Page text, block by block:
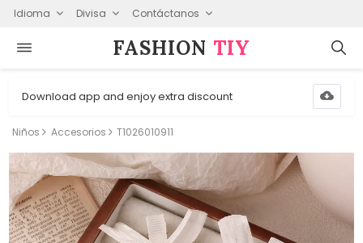
Idioma Divisa Contáctanos
FASHION⁠ TIY
Download app and enjoy extra discount
Niños Accesorios T1026010911